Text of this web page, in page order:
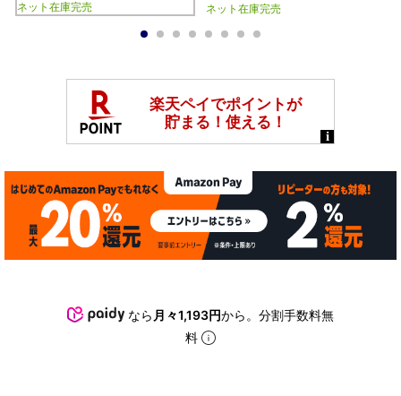
ネット在庫完売
ネット在庫完売
なら 月々1,193円から。分割手数料無
料